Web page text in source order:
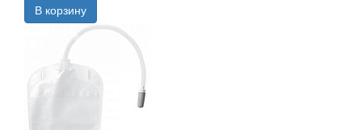
В корзину